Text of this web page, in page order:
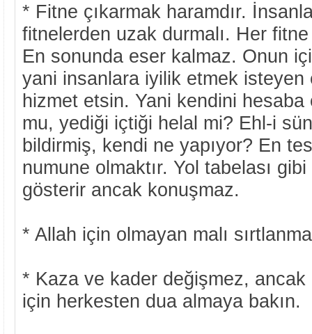
* Fitne çıkarmak haramdır.
fitnelerden uzak durmalı. Her
En sonunda eser kalmaz. Onun
yani insanlara iyilik etmek isteyen
hizmet etsin. Yani kendini hesaba
mu, yediği içtiği helal mi? Ehl-i
bildirmiş, kendi ne yapıyor? En
numune olmaktır. Yol tabelası
gösterir ancak konuşmaz.
* Allah için olmayan malı
* Kaza ve kader değişmez,
için herkesten dua almaya bakın.